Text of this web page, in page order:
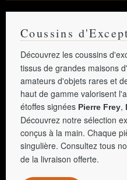
Coussins
Découvrez les coussins
tissus de grandes maisons
amateurs d'objets rares et
haut de gamme valorisent
étoffes signées Pierre Frey,
Découvrez notre sélection
conçus à la main. Chaque
singulière. Consultez tous
de la livraison offerte.